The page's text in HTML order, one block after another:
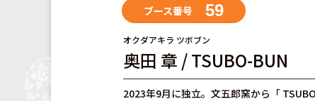
ブース番号 59
オクダアキラ ツボブン
奥田 章 / TSUBO-BUN
2023年9月に独立。文五郎窯から「